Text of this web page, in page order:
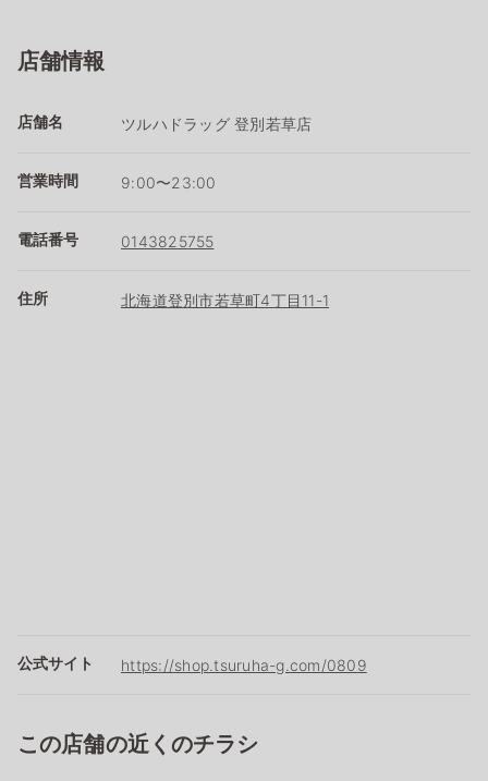
店舗情報
店舗名 ツルハドラッグ 登別若草店
営業時間 9:00〜23:00
電話番号 0143825755
住所 北海道登別市若草町4丁目11-1
公式サイト https://shop.tsuruha-g.com/0809
この店舗の近くのチラシ